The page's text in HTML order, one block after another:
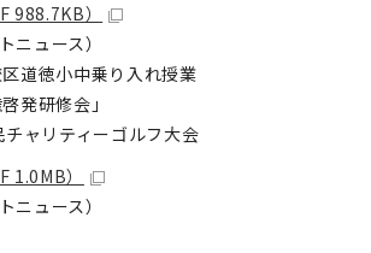
988.7KB）
ニュース）
道徳小中乗り入れ授業
発研修会」
ャリティーゴルフ大会
1.0MB）
ニュース）